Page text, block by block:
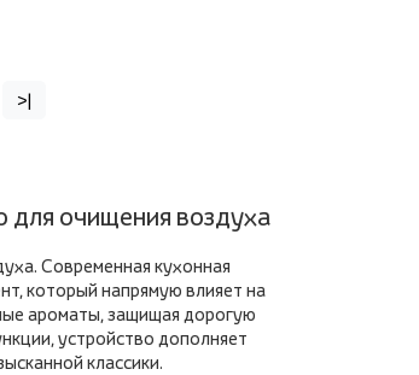
>|
для очищения воздуха
Современная кухонная
который напрямую влияет на
ароматы, защищая дорогую
устройство дополняет
классики.